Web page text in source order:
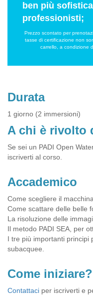
ben più
professionisti;
Prezzo scontato per
tasse di certificazione non
carrello, a condizione
Durata
1 giorno (2 immersioni)
A chi è rivolto
Se sei un PADI Open
iscriverti al corso.
Accademico
Come scegliere il
Come scattare delle belle
La risoluzione delle
Il metodo PADI SEA, per
I tre più importanti principi
subacquee.
Come iniziare?
Contattaci per iscriverti e